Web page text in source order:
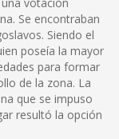
Se encontraban
Siendo el
poseía la mayor
para formar
de la zona. La
que se impuso
resultó la opción